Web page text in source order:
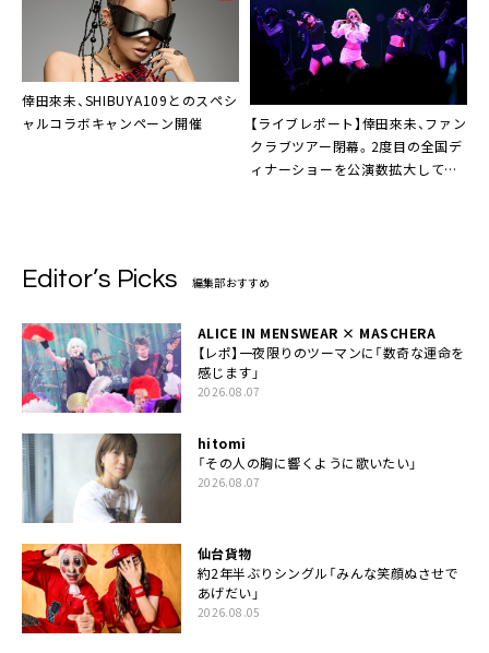
倖田來未、SHIBUYA109とのスペシ
ャルコラボキャンペーン開催
【ライブレポート】倖田來未、ファン
クラブツアー閉幕。2度目の全国デ
ィナーショーを公演数拡大して開
Editor’s Picks 編集部おすすめ
ALICE IN MENSWEAR × MASCHERA
【レポ】一夜限りのツーマンに「数奇な運命を
感じます」
2026.08.07
hitomi
「その人の胸に響くように歌いたい」
2026.08.07
仙台貨物
約2年半ぶりシングル「みんな笑顔ぬさせで
あげだい」
2026.08.05